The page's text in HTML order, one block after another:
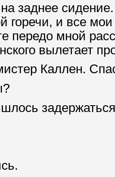
заднее
горечи, и все
передо мной
вылетает
Каллен.